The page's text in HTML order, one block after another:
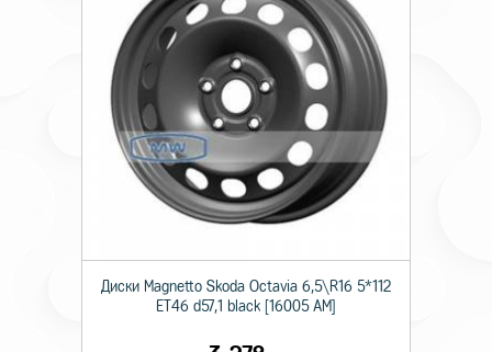
Диски Magnetto Skoda Octavia 6,5\R16 5*112
ET46 d57,1 black [16005 AM]